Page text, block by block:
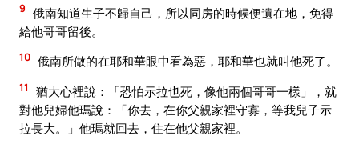
9 俄南知道生子不歸自己，所以同房的時候便遺在地，免得
給他哥哥留後。
10 俄南所做的在耶和華眼中看為惡，耶和華也就叫他死了。
11
猶大心裡說：「恐怕示拉也死，像他兩個哥哥一樣」，就
對他兒婦他瑪說：「你去，在你父親家裡守寡，等我兒子示
拉長大。」他瑪就回去，住在他父親家裡。